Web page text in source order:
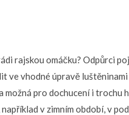
rajskou omáčku? Odpůrci
ve vhodné úpravě
možná pro dochucení i trochu
například v zimním období, v